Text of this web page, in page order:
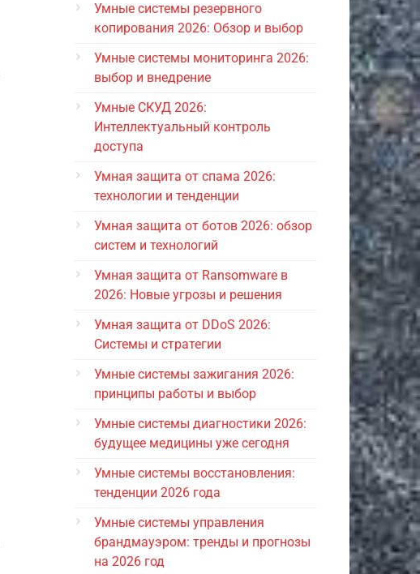
Умные системы резервного
копирования 2026: Обзор и выбор
Умные системы мониторинга 2026:
выбор и внедрение
Умные СКУД 2026:
Интеллектуальный контроль
доступа
Умная защита от спама 2026:
технологии и тенденции
Умная защита от ботов 2026: обзор
систем и технологий
Умная защита от Ransomware в
2026: Новые угрозы и решения
Умная защита от DDoS 2026:
Системы и стратегии
Умные системы зажигания 2026:
принципы работы и выбор
Умные системы диагностики 2026:
будущее медицины уже сегодня
Умные системы восстановления:
тенденции 2026 года
Умные системы управления
брандмауэром: тренды и прогнозы
на 2026 год